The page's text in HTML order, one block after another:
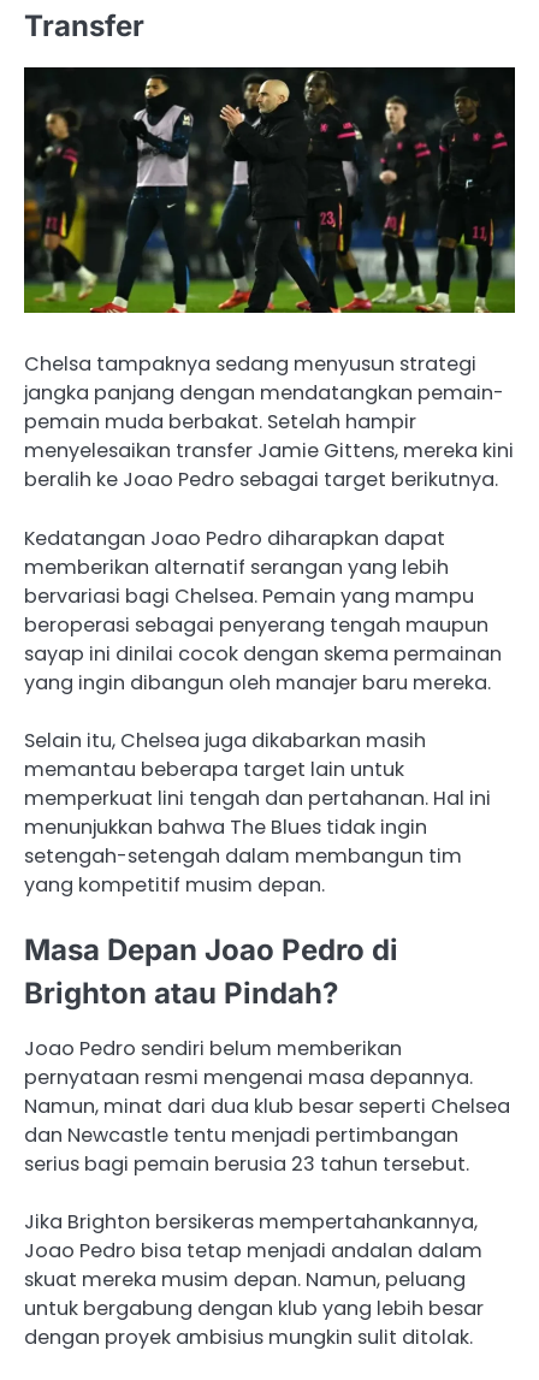
Transfer
Chelsa tampaknya sedang menyusun strategi
jangka panjang dengan mendatangkan pemain-
pemain muda berbakat. Setelah hampir
menyelesaikan transfer Jamie Gittens, mereka kini
beralih ke Joao Pedro sebagai target berikutnya.
Kedatangan Joao Pedro diharapkan dapat
memberikan alternatif serangan yang lebih
bervariasi bagi Chelsea. Pemain yang mampu
beroperasi sebagai penyerang tengah maupun
sayap ini dinilai cocok dengan skema permainan
yang ingin dibangun oleh manajer baru mereka.
Selain itu, Chelsea juga dikabarkan masih
memantau beberapa target lain untuk
memperkuat lini tengah dan pertahanan. Hal ini
menunjukkan bahwa The Blues tidak ingin
setengah-setengah dalam membangun tim
yang kompetitif musim depan.
Masa Depan Joao Pedro di
Brighton atau Pindah?
Joao Pedro sendiri belum memberikan
pernyataan resmi mengenai masa depannya.
Namun, minat dari dua klub besar seperti Chelsea
dan Newcastle tentu menjadi pertimbangan
serius bagi pemain berusia 23 tahun tersebut.
Jika Brighton bersikeras mempertahankannya,
Joao Pedro bisa tetap menjadi andalan dalam
skuat mereka musim depan. Namun, peluang
untuk bergabung dengan klub yang lebih besar
dengan proyek ambisius mungkin sulit ditolak.